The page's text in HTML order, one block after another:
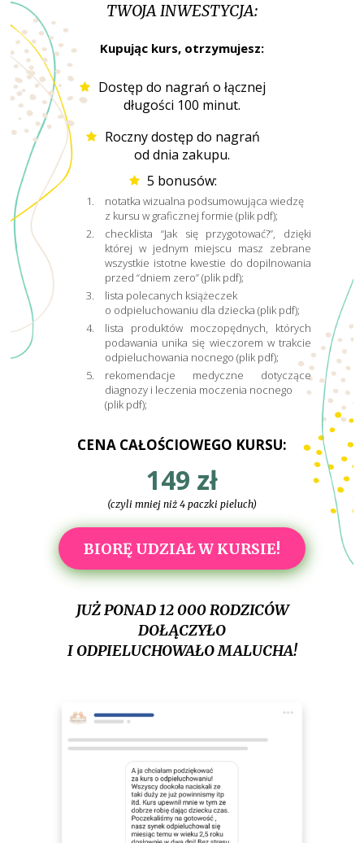
TWOJA INWESTYCJA:
Kupując kurs, otrzymujesz:
Dostęp do nagrań o łącznej
długości 100 minut.
Roczny dostęp do nagrań
od dnia zakupu.
5 bonusów:
CENA CAŁOŚCIOWEGO KURSU:
149 zł
(czyli mniej niż 4 paczki pieluch)
BIORĘ UDZIAŁ W KURSIE!
notatka wizualna podsumowująca wiedzę
z kursu w graficznej formie (plik pdf);
checklista “Jak się przygotować?”, dzięki
której w jednym miejscu masz zebrane
wszystkie istotne kwestie do dopilnowania
przed “dniem zero” (plik pdf);
lista polecanych książeczek
o odpieluchowaniu dla dziecka (plik pdf);
lista produktów moczopędnych, których
podawania unika się wieczorem w trakcie
odpieluchowania nocnego (plik pdf);
rekomendacje medyczne dotyczące
diagnozy i leczenia moczenia nocnego
(plik pdf);
JUŻ PONAD 12 000 RODZICÓW
DOŁĄCZYŁO
I ODPIELUCHOWAŁO MALUCHA!